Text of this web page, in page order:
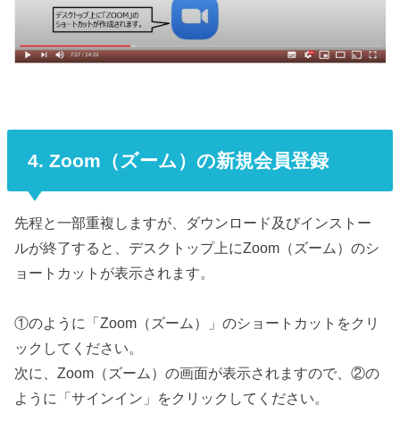
4. Zoom（ズーム）の新規会員登録
先程と一部重複しますが、ダウンロード及びインストー
ルが終了すると、デスクトップ上にZoom（ズーム）のシ
ョートカットが表示されます。
①のように「Zoom（ズーム）」のショートカットをクリ
ックしてください。
次に、Zoom（ズーム）の画面が表示されますので、②の
ように「サインイン」をクリックしてください。